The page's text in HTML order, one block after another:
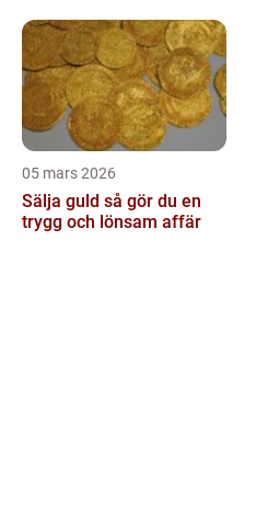
05 mars 2026
Sälja guld så gör du en
trygg och lönsam affär